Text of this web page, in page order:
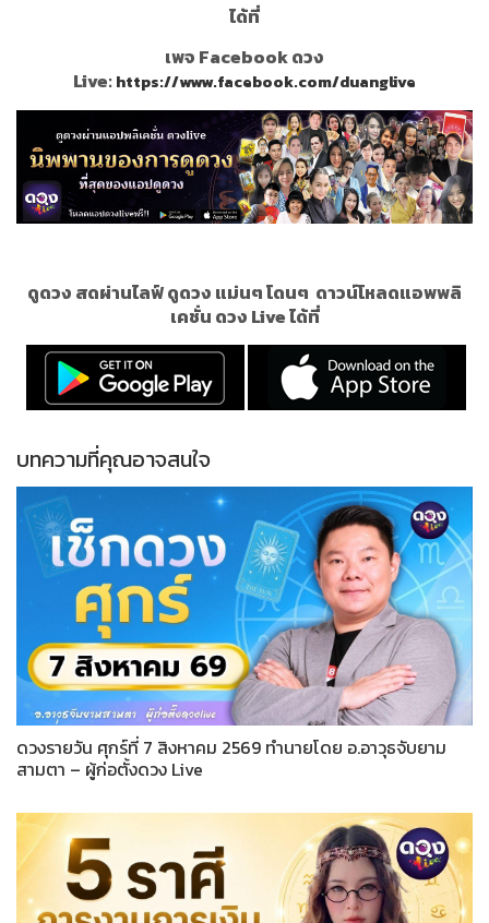
ได้ที่
เพจ Facebook ดวง
Live:https://www.facebook.com/duanglive
ดูดวง สดผ่านไลฟ์ ดูดวง แม่นๆ โดนๆ ดาวน์โหลดแอพพลิ
เคชั่น ดวง Live ได้ที่
บทความที่คุณอาจสนใจ
ดวงรายวัน ศุกร์ที่ 7 สิงหาคม 2569 ทำนายโดย อ.อาวุธจับยาม
สามตา – ผู้ก่อตั้งดวง Live